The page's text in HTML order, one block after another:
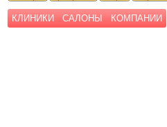
КЛИНИКИ САЛОНЫ КОМПАНИИ